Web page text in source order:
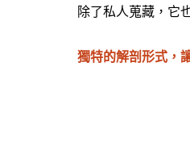
除了私人蒐藏，它
獨特的解剖形式，